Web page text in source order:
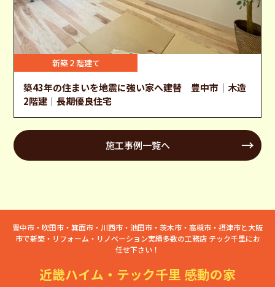
新築２階建て
築43年の住まいを地震に強い家へ建替 豊中市｜木造
2階建｜長期優良住宅
施工事例一覧へ
豊中市・吹田市・箕面市・川西市・池田市・茨木市・高槻市・摂津市と大阪
市で新築・リフォーム・リノベーション実績多数の工務店 テック千里にお
任せ下さい！
近畿ハイム・テック千里 感動の家